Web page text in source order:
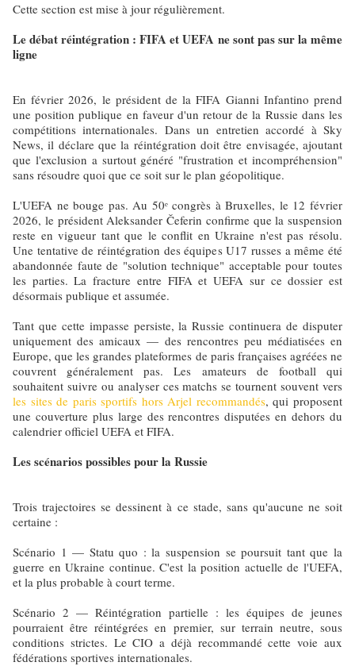
Cette section est mise à jour régulièrement.
Le débat réintégration : FIFA et UEFA ne sont pas sur la même
ligne
En février 2026, le président de la FIFA Gianni Infantino prend
une position publique en faveur d'un retour de la Russie dans les
compétitions internationales. Dans un entretien accordé à Sky
News, il déclare que la réintégration doit être envisagée, ajoutant
que l'exclusion a surtout généré "frustration et incompréhension"
sans résoudre quoi que ce soit sur le plan géopolitique.
L'UEFA ne bouge pas. Au 50ᵉ congrès à Bruxelles, le 12 février
2026, le président Aleksander Čeferin confirme que la suspension
reste en vigueur tant que le conflit en Ukraine n'est pas résolu.
Une tentative de réintégration des équipes U17 russes a même été
abandonnée faute de "solution technique" acceptable pour toutes
les parties. La fracture entre FIFA et UEFA sur ce dossier est
désormais publique et assumée.
Tant que cette impasse persiste, la Russie continuera de disputer
uniquement des amicaux — des rencontres peu médiatisées en
Europe, que les grandes plateformes de paris françaises agréées ne
couvrent généralement pas. Les amateurs de football qui
souhaitent suivre ou analyser ces matchs se tournent souvent vers
les sites de paris sportifs hors Arjel recommandés, qui proposent
une couverture plus large des rencontres disputées en dehors du
calendrier officiel UEFA et FIFA.
Les scénarios possibles pour la Russie
Trois trajectoires se dessinent à ce stade, sans qu'aucune ne soit
certaine :
Scénario 1 — Statu quo : la suspension se poursuit tant que la
guerre en Ukraine continue. C'est la position actuelle de l'UEFA,
et la plus probable à court terme.
Scénario 2 — Réintégration partielle : les équipes de jeunes
pourraient être réintégrées en premier, sur terrain neutre, sous
conditions strictes. Le CIO a déjà recommandé cette voie aux
fédérations sportives internationales.